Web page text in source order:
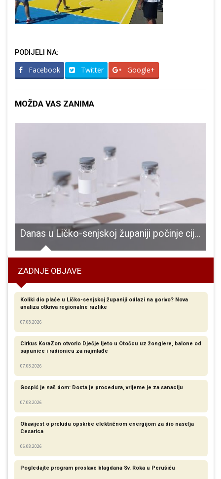
PODIJELI NA:
Facebook Twitter Google+
MOŽDA VAS ZANIMA
Danas u Ličko-senjskoj županiji počinje cijepljenje protiv COVID-19
ZADNJE OBJAVE
Koliki dio plaće u Ličko-senjskoj županiji odlazi na gorivo? Nova
analiza otkriva regionalne razlike​
07.08.2026
Cirkus KoraZon otvorio Dječje ljeto u Otočcu uz žonglere, balone od
sapunice i radionicu za najmlađe
07.08.2026
Gospić je naš dom: Dosta je procedura, vrijeme je za sanaciju
07.08.2026
Obavijest o prekidu opskrbe električnom energijom za dio naselja
Cesarica
06.08.2026
Pogledajte program proslave blagdana Sv. Roka u Perušiću